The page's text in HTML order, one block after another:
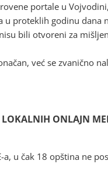
portale u
proteklih godinu dana
bili otvoreni za
već se zvanično
ONLAJN
u čak 18 opština ne